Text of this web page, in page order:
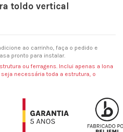
toldo vertical
ao carrinho, faça o pedido e
pronto para instalar.
ou ferragens. Inclui apenas a lona
necessária toda a estrutura, o